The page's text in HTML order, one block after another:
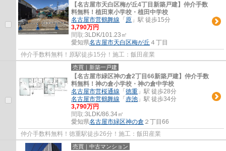
【名古屋市天白区梅が丘4丁目新築戸建】仲介手数
料無料！植田東小学校・植田中学校
名古屋市営鶴舞線 「 原 」駅 徒歩15分
3,790万円
間取:3LDK/101.23㎡
愛知県名古屋市天白区梅が丘 ４丁目
仲介手数料無料！原駅徒歩15分！施工：飯田産業
売買｜新築一戸建
【名古屋市緑区神の倉2丁目66新築戸建】仲介手数
料無料！神の倉小学校・神の倉中学校
名古屋市営桜通線 「 徳重 」駅 徒歩28分
名古屋市営鶴舞線 「 赤池 」駅 徒歩34分
3,790万円
間取:3LDK/86.34㎡
愛知県名古屋市緑区神の倉 ２丁目66
仲介手数料無料！徳重駅徒歩26分！施工：飯田産業
売買｜中古マンション